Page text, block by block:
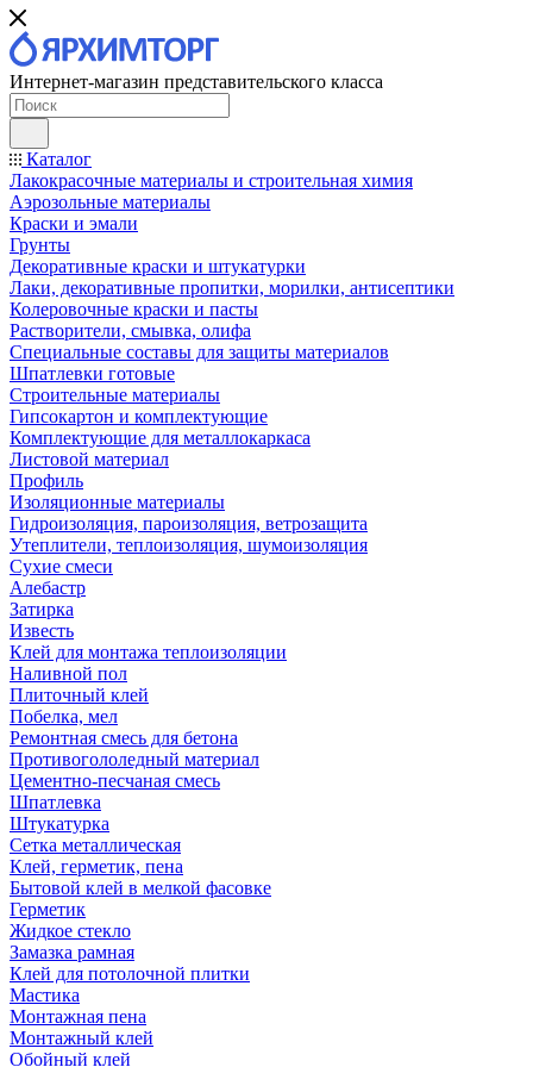
Интернет-магазин представительского класса
Каталог
Лакокрасочные материалы и строительная химия
Аэрозольные материалы
Краски и эмали
Грунты
Декоративные краски и штукатурки
Лаки, декоративные пропитки, морилки, антисептики
Колеровочные краски и пасты
Растворители, смывка, олифа
Специальные составы для защиты материалов
Шпатлевки готовые
Строительные материалы
Гипсокартон и комплектующие
Комплектующие для металлокаркаса
Листовой материал
Профиль
Изоляционные материалы
Гидроизоляция, пароизоляция, ветрозащита
Утеплители, теплоизоляция, шумоизоляция
Сухие смеси
Алебастр
Затирка
Известь
Клей для монтажа теплоизоляции
Наливной пол
Плиточный клей
Побелка, мел
Ремонтная смесь для бетона
Противогололедный материал
Цементно-песчаная смесь
Шпатлевка
Штукатурка
Сетка металлическая
Клей, герметик, пена
Бытовой клей в мелкой фасовке
Герметик
Жидкое стекло
Замазка рамная
Клей для потолочной плитки
Мастика
Монтажная пена
Монтажный клей
Обойный клей